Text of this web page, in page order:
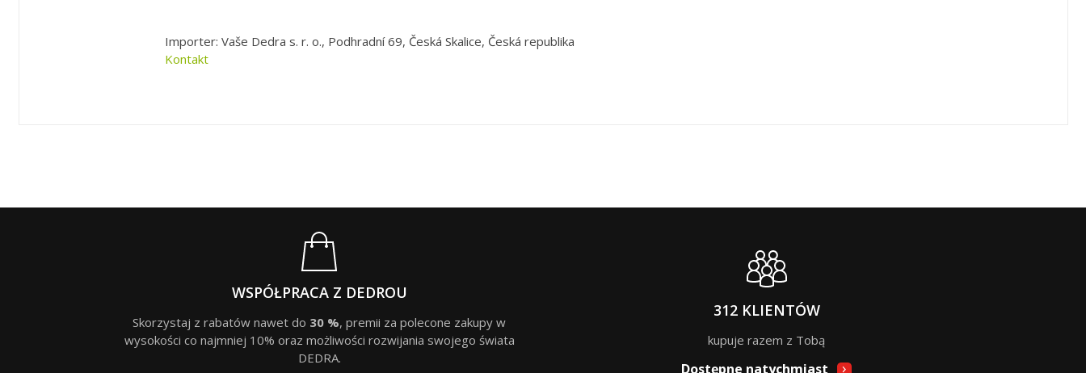
Importer: Vaše Dedra s. r. o., Podhradní 69, Česká Skalice, Česká republika
Kontakt
WSPÓŁPRACA Z DEDROU
Skorzystaj z rabatów nawet do 30 %, premii za polecone zakupy w
wysokości co najmniej 10% oraz możliwości rozwijania swojego świata
DEDRA.
312 KLIENTÓW
kupuje razem z Tobą
Dostępne natychmiast